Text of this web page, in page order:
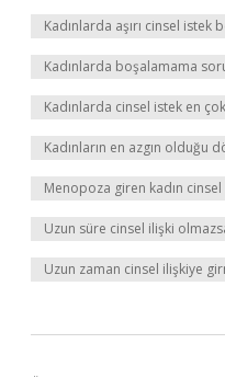
Kadınlarda aşırı cinsel
Kadınlarda boşalamama
Kadınlarda cinsel istek en
Kadınların en azgın olduğu
Menopoza giren kadın cinsel
Uzun süre cinsel ilişki
Uzun zaman cinsel ilişkiye